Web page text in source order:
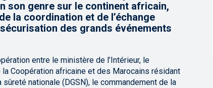
son genre sur le continent africain,
la coordination et de l’échange
des grands événements
entre le ministère de l’Intérieur, le
Coopération africaine et des Marocains résidant
sûreté nationale (DGSN), le commandement de la